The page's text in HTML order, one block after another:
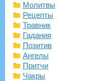
Молитвы
Рецепты
Травник
Гадания
Позитив
Ангелы
Притчи
Чакры